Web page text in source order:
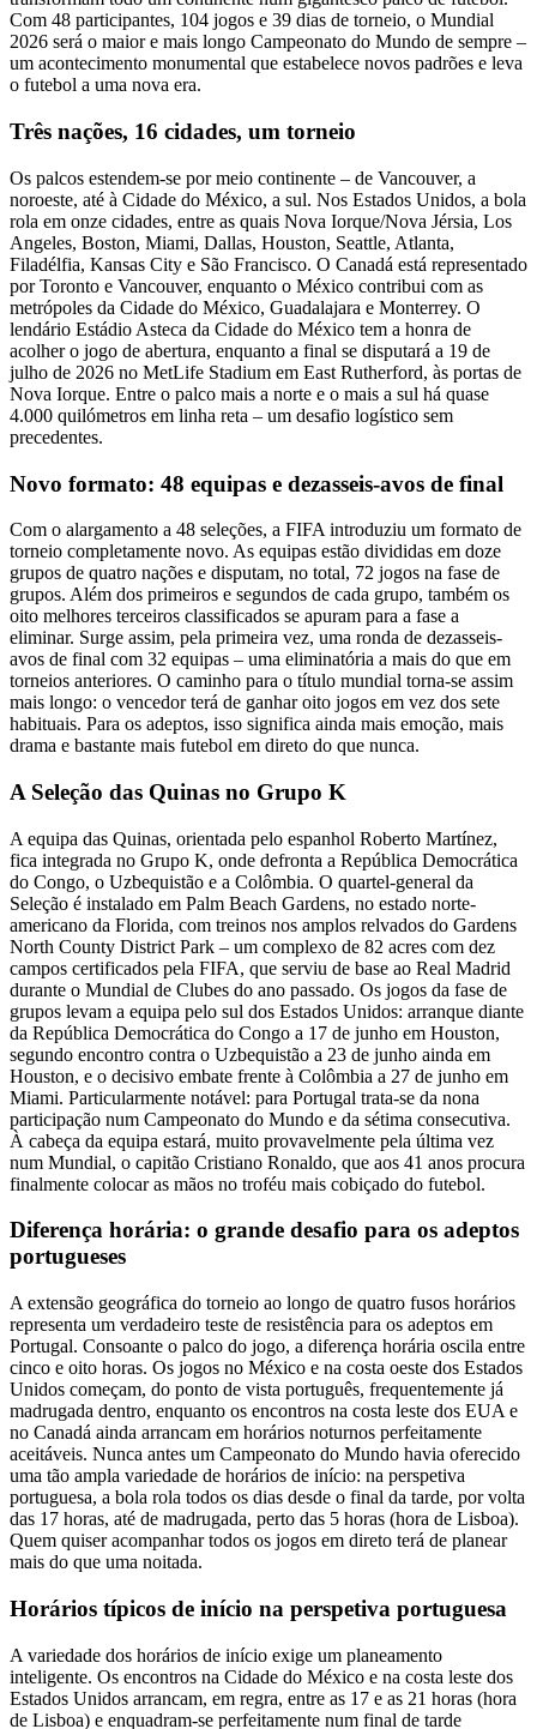
Com 48 participantes, 104 jogos e 39 dias de torneio, o Mundial
2026 será o maior e mais longo Campeonato do Mundo de sempre –
um acontecimento monumental que estabelece novos padrões e leva
o futebol a uma nova era.
Três nações, 16 cidades, um torneio
Os palcos estendem-se por meio continente – de Vancouver, a
noroeste, até à Cidade do México, a sul. Nos Estados Unidos, a bola
rola em onze cidades, entre as quais Nova Iorque/Nova Jérsia, Los
Angeles, Boston, Miami, Dallas, Houston, Seattle, Atlanta,
Filadélfia, Kansas City e São Francisco. O Canadá está representado
por Toronto e Vancouver, enquanto o México contribui com as
metrópoles da Cidade do México, Guadalajara e Monterrey. O
lendário Estádio Asteca da Cidade do México tem a honra de
acolher o jogo de abertura, enquanto a final se disputará a 19 de
julho de 2026 no MetLife Stadium em East Rutherford, às portas de
Nova Iorque. Entre o palco mais a norte e o mais a sul há quase
4.000 quilómetros em linha reta – um desafio logístico sem
precedentes.
Novo formato: 48 equipas e dezasseis-avos de final
Com o alargamento a 48 seleções, a FIFA introduziu um formato de
torneio completamente novo. As equipas estão divididas em doze
grupos de quatro nações e disputam, no total, 72 jogos na fase de
grupos. Além dos primeiros e segundos de cada grupo, também os
oito melhores terceiros classificados se apuram para a fase a
eliminar. Surge assim, pela primeira vez, uma ronda de dezasseis-
avos de final com 32 equipas – uma eliminatória a mais do que em
torneios anteriores. O caminho para o título mundial torna-se assim
mais longo: o vencedor terá de ganhar oito jogos em vez dos sete
habituais. Para os adeptos, isso significa ainda mais emoção, mais
drama e bastante mais futebol em direto do que nunca.
A Seleção das Quinas no Grupo K
A equipa das Quinas, orientada pelo espanhol Roberto Martínez,
fica integrada no Grupo K, onde defronta a República Democrática
do Congo, o Uzbequistão e a Colômbia. O quartel-general da
Seleção é instalado em Palm Beach Gardens, no estado norte-
americano da Florida, com treinos nos amplos relvados do Gardens
North County District Park – um complexo de 82 acres com dez
campos certificados pela FIFA, que serviu de base ao Real Madrid
durante o Mundial de Clubes do ano passado. Os jogos da fase de
grupos levam a equipa pelo sul dos Estados Unidos: arranque diante
da República Democrática do Congo a 17 de junho em Houston,
segundo encontro contra o Uzbequistão a 23 de junho ainda em
Houston, e o decisivo embate frente à Colômbia a 27 de junho em
Miami. Particularmente notável: para Portugal trata-se da nona
participação num Campeonato do Mundo e da sétima consecutiva.
À cabeça da equipa estará, muito provavelmente pela última vez
num Mundial, o capitão Cristiano Ronaldo, que aos 41 anos procura
finalmente colocar as mãos no troféu mais cobiçado do futebol.
Diferença horária: o grande desafio para os adeptos
portugueses
A extensão geográfica do torneio ao longo de quatro fusos horários
representa um verdadeiro teste de resistência para os adeptos em
Portugal. Consoante o palco do jogo, a diferença horária oscila entre
cinco e oito horas. Os jogos no México e na costa oeste dos Estados
Unidos começam, do ponto de vista português, frequentemente já
madrugada dentro, enquanto os encontros na costa leste dos EUA e
no Canadá ainda arrancam em horários noturnos perfeitamente
aceitáveis. Nunca antes um Campeonato do Mundo havia oferecido
uma tão ampla variedade de horários de início: na perspetiva
portuguesa, a bola rola todos os dias desde o final da tarde, por volta
das 17 horas, até de madrugada, perto das 5 horas (hora de Lisboa).
Quem quiser acompanhar todos os jogos em direto terá de planear
mais do que uma noitada.
Horários típicos de início na perspetiva portuguesa
A variedade dos horários de início exige um planeamento
inteligente. Os encontros na Cidade do México e na costa leste dos
Estados Unidos arrancam, em regra, entre as 17 e as 21 horas (hora
de Lisboa) e enquadram-se perfeitamente num final de tarde